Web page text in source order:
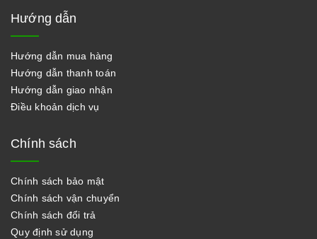
Hướng dẫn
Hướng dẫn mua hàng
Hướng dẫn thanh toán
Hướng dẫn giao nhận
Điều khoản dịch vụ
Chính sách
Chính sách bảo mật
Chính sách vận chuyển
Chính sách đổi trả
Quy định sử dụng